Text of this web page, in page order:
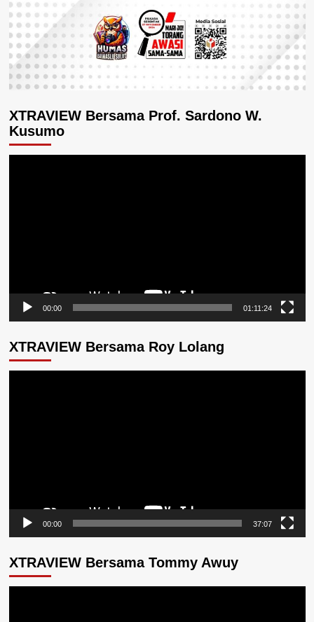
XTRAVIEW Bersama Prof. Sardono W.
Kusumo
00:00 01:11:24
XTRAVIEW Bersama Roy Lolang
00:00 37:07
XTRAVIEW Bersama Tommy Awuy